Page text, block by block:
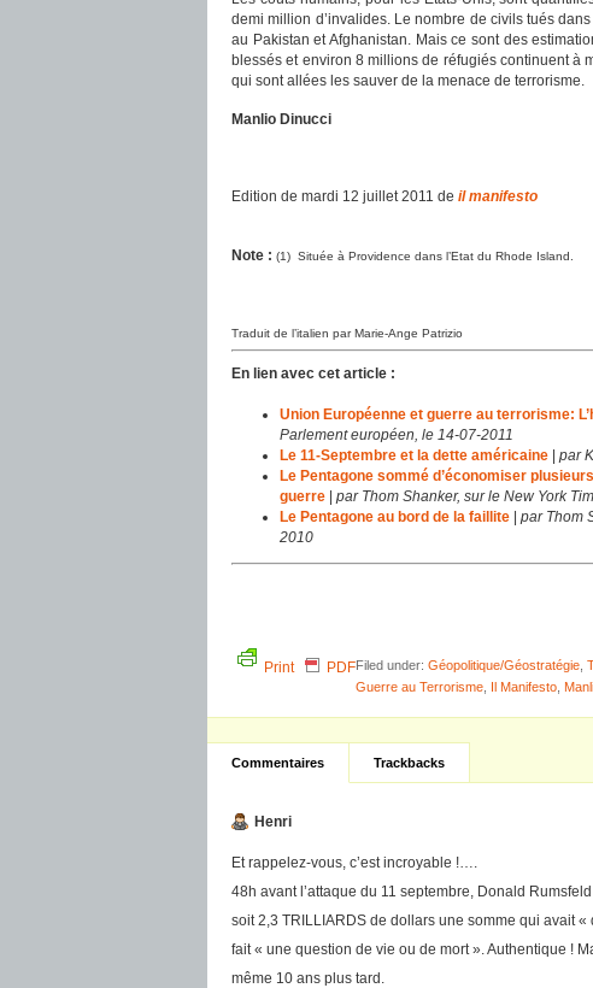
demi million d’invalides. Le nombre de civils tués
au Pakistan et Afghanistan. Mais ce sont des
blessés et environ 8 millions de réfugiés continuent
qui sont allées les sauver de la menace de terrorisme.
Manlio Dinucci
Edition de mardi 12 juillet 2011 de il manifesto
Note : (1) Située à Providence dans l’Etat du Rhode Island.
Traduit de l’italien par Marie-Ange Patrizio
En lien avec cet article :
Union Européenne et guerre au terrorisme:
Parlement européen, le 14-07-2011
Le 11-Septembre et la dette américaine
par
Le Pentagone sommé d’économiser
guerre
par Thom Shanker, sur le New York
Le Pentagone au bord de la faillite
par Thom
2010
Print PDFFiled under: Géopolitique/Géostratégie
Guerre au Terrorisme Il Manifesto
Commentaires Trackbacks
Henri
Et rappelez-vous, c’est incroyable !….
48h avant l’attaque du 11 septembre, Donald
soit 2,3 TRILLIARDS de dollars une somme qui avait
fait « une question de vie ou de mort ». Authentique !
même 10 ans plus tard.